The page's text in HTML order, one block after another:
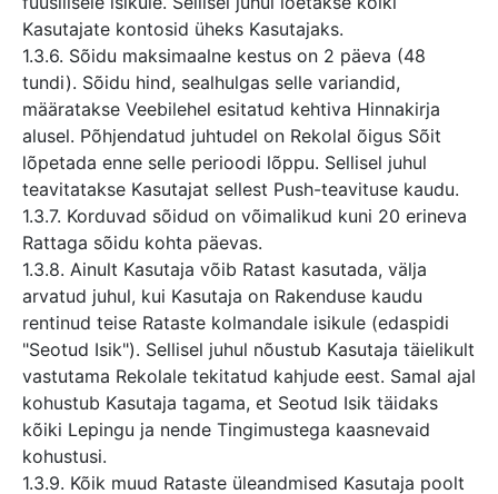
Kasutajate kontosid üheks Kasutajaks.
1.3.6. Sõidu maksimaalne kestus on 2 päeva (48
tundi). Sõidu hind, sealhulgas selle variandid,
määratakse Veebilehel esitatud kehtiva Hinnakirja
alusel. Põhjendatud juhtudel on Rekolal õigus Sõit
lõpetada enne selle perioodi lõppu. Sellisel juhul
teavitatakse Kasutajat sellest Push-teavituse kaudu.
1.3.7. Korduvad sõidud on võimalikud kuni 20 erineva
Rattaga sõidu kohta päevas.
1.3.8. Ainult Kasutaja võib Ratast kasutada, välja
arvatud juhul, kui Kasutaja on Rakenduse kaudu
rentinud teise Rataste kolmandale isikule (edaspidi
"Seotud Isik"). Sellisel juhul nõustub Kasutaja täielikult
vastutama Rekolale tekitatud kahjude eest. Samal ajal
kohustub Kasutaja tagama, et Seotud Isik täidaks
kõiki Lepingu ja nende Tingimustega kaasnevaid
kohustusi.
1.3.9. Kõik muud Rataste üleandmised Kasutaja poolt